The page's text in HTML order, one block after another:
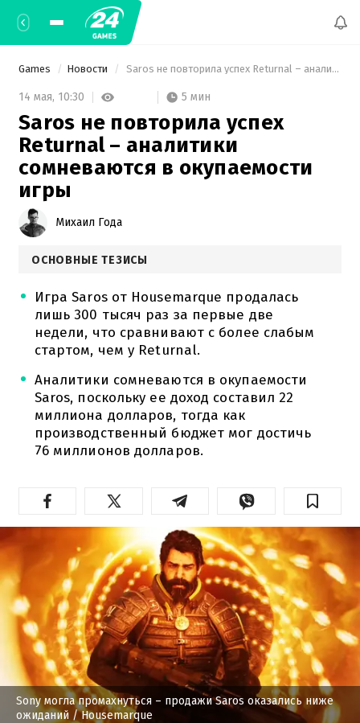
Games Новости Saros не повторила успех Returnal – аналитики сомневаются в окупаемости игры
14 мая, 10:30 5 мин
Saros не повторила успех
Returnal – аналитики
сомневаются в окупаемости
игры
Михаил Года
ОСНОВНЫЕ ТЕЗИСЫ
Игра Saros от Housemarque продалась
лишь 300 тысяч раз за первые две
недели, что сравнивают с более слабым
стартом, чем у Returnal.
Аналитики сомневаются в окупаемости
Saros, поскольку ее доход составил 22
миллиона долларов, тогда как
производственный бюджет мог достичь
76 миллионов долларов.
Sony могла промахнуться – продажи Saros оказались ниже
ожиданий / Housemarque